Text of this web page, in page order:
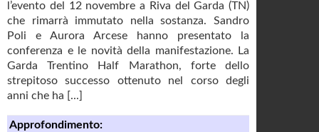
l’evento del 12 novembre a Riva del Garda (TN)
che rimarrà immutato nella sostanza. Sandro
Poli e Aurora Arcese hanno presentato la
conferenza e le novità della manifestazione. La
Garda Trentino Half Marathon, forte dello
strepitoso successo ottenuto nel corso degli
anni che ha [...]
Approfondimento: